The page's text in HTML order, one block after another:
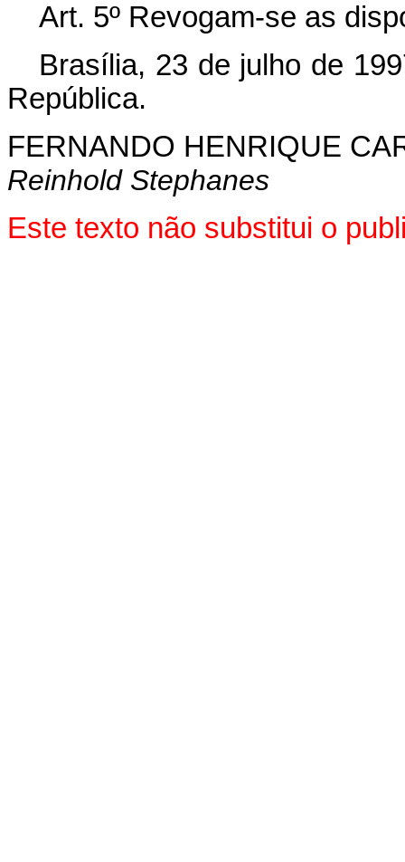
Art. 5º Revogam-se as
Brasília, 23 de julho de
República.
FERNANDO HENRIQUE
Reinhold Stephanes
Este texto não substitui o